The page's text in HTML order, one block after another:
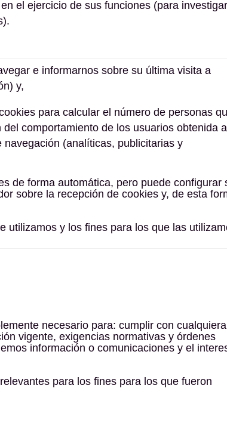
el ejercicio de sus funciones (para
e informarnos sobre su última visita a
y,
para calcular el número de personas
comportamiento de los usuarios obtenida a
(analíticas, publicitarias y
de forma automática, pero puede configurar
sobre la recepción de cookies y, de esta
utilizamos y los fines para los que las
necesario para: cumplir con
vigente, exigencias normativas y órdenes
información o comunicaciones y el
para los fines para los que fueron